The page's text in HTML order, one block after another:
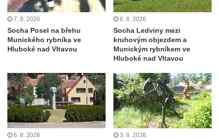
května v Rumburku
Pamětní deska Johanna Neumanna
severně od Tokáně
Obrázek svatého Huberta na buku svatého
Obrázek svatého Jakuba na skále u cesty
východně od Srbské Kamenice
Busta Jana Amose Komenského na domě
čp. 37 v Račicích
Socha ležícího koně v Sadech
7. 8. 2026
Socha Posel na břehu
Munického rybníka ve
Hluboké nad Vltavou
6. 8. 2026
Socha Ledviny mezi
kruhovým objezdem a
Munickým rybníkem ve
Hluboké nad Vltavou
6. 8. 2026 3. 8. 2026